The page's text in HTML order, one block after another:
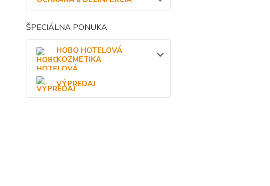
ŠPECIÁLNA PONUKA
HOBO HOTELOVÁ
KOZMETIKA
VÝPREDAJ